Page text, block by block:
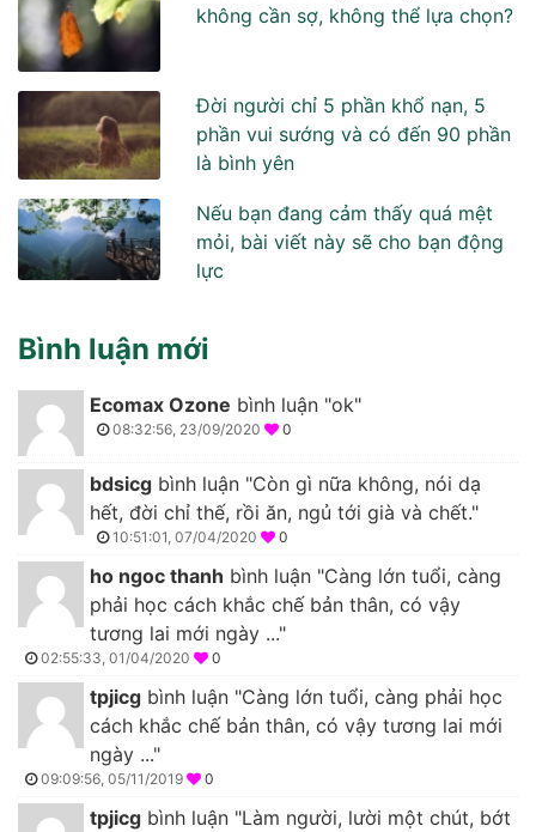
không cần sợ, không thể lựa chọn?
Đời người chỉ 5 phần khổ nạn, 5
phần vui sướng và có đến 90 phần
là bình yên
Nếu bạn đang cảm thấy quá mệt
mỏi, bài viết này sẽ cho bạn động
lực
Bình luận mới
Ecomax Ozone bình luận "ok"
08:32:56, 23/09/2020 0
bdsicg bình luận "Còn gì nữa không, nói dạ
hết, đời chỉ thế, rồi ăn, ngủ tới già và chết."
10:51:01, 07/04/2020 0
ho ngoc thanh bình luận "Càng lớn tuổi, càng
phải học cách khắc chế bản thân, có vậy
tương lai mới ngày ..."
02:55:33, 01/04/2020 0
tpjicg bình luận "Càng lớn tuổi, càng phải học
cách khắc chế bản thân, có vậy tương lai mới
ngày ..."
09:09:56, 05/11/2019 0
tpjicg bình luận "Làm người, lười một chút, bớt